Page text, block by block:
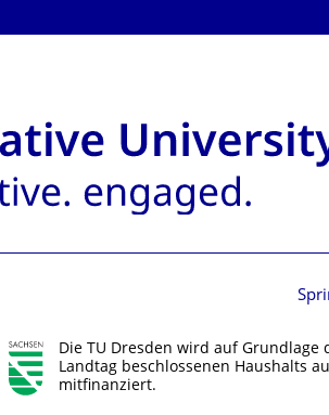
Die TU Dresden wird auf Grundlage
Landtag beschlossenen Haushalts
mitfinanziert.